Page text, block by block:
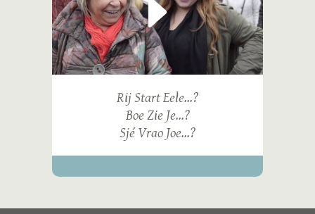
Rij Start Eele...?
Boe Zie Je...?
Sjé Vrao Joe...?